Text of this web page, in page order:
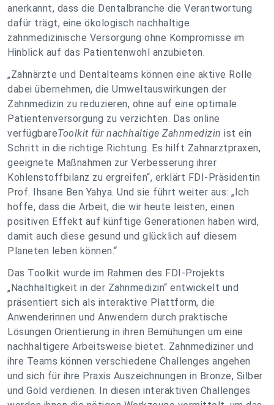
anerkannt, dass die Dentalbranche die Verantwortung
dafür trägt, eine ökologisch nachhaltige
zahnmedizinische Versorgung ohne Kompromisse im
Hinblick auf das Patientenwohl anzubieten.
„Zahnärzte und Dentalteams können eine aktive Rolle
dabei übernehmen, die Umweltauswirkungen der
Zahnmedizin zu reduzieren, ohne auf eine optimale
Patientenversorgung zu verzichten. Das online
verfügbareToolkit für nachhaltige Zahnmedizin ist ein
Schritt in die richtige Richtung. Es hilft Zahnarztpraxen,
geeignete Maßnahmen zur Verbesserung ihrer
Kohlenstoffbilanz zu ergreifen“, erklärt FDI-Präsidentin
Prof. Ihsane Ben Yahya. Und sie führt weiter aus: „Ich
hoffe, dass die Arbeit, die wir heute leisten, einen
positiven Effekt auf künftige Generationen haben wird,
damit auch diese gesund und glücklich auf diesem
Planeten leben können.“
Das Toolkit wurde im Rahmen des FDI-Projekts
„Nachhaltigkeit in der Zahnmedizin“ entwickelt und
präsentiert sich als interaktive Plattform, die
Anwenderinnen und Anwendern durch praktische
Lösungen Orientierung in ihren Bemühungen um eine
nachhaltigere Arbeitsweise bietet. Zahnmediziner und
ihre Teams können verschiedene Challenges angehen
und sich für ihre Praxis Auszeichnungen in Bronze, Silber
und Gold verdienen. In diesen interaktiven Challenges